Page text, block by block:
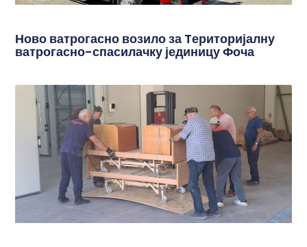
Ново ватрогасно возило за Tериторијалну
ватрогасно-спасилачку јединицу Фоча